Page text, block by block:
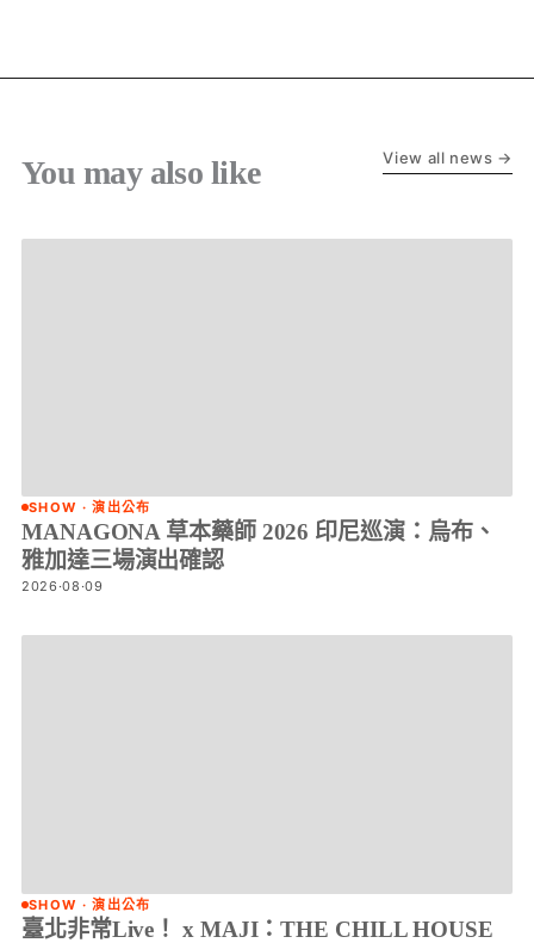
You may also like View all news →
SHOW · 演出公布
MANAGONA 草本藥師 2026 印尼巡演：烏布、
雅加達三場演出確認
2026·08·09
SHOW · 演出公布
臺北非常Live！ x MAJI：THE CHILL HOUSE